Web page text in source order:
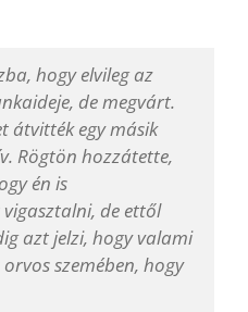
hogy elvileg az
de megvárt.
átvitték egy másik
Rögtön hozzátette,
én is
de ettől
azt jelzi, hogy valami
szemében, hogy